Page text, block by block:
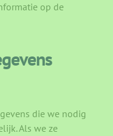
op de
die we nodig
Als we ze